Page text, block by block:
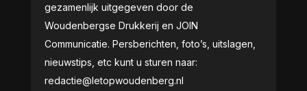
gezamenlijk uitgegeven door de
Woudenbergse Drukkerij en JOIN
Communicatie. Persberichten, foto’s, uitslagen,
nieuwstips, etc kunt u sturen naar:
redactie@letopwoudenberg.nl